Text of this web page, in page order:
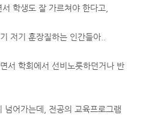
학생도 잘 가르쳐야 한다고,
저기 훈장질하는 인간들아..
서 학회에서 선비노릇하던거나 반
넘어가는데, 전공의 교육프로그램